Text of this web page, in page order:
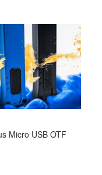
Micro USB OTF